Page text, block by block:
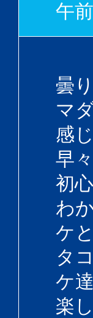
午
曇
マ
感
早
初
わ
ケ
タ
ケ
楽